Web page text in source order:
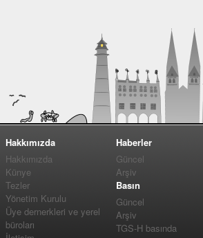
Hakkımızda
Hakkımızda
Künye
Tezler
Yönetim Kurulu
Üye dernerkleri ve yerel
büroları
Haberler
Güncel
Arşiv
Basın
Güncel
Arşiv
TGS-H basında